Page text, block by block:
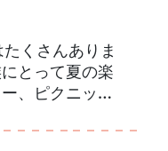
くさんありま
とって夏の楽
、ピクニッ
す。.